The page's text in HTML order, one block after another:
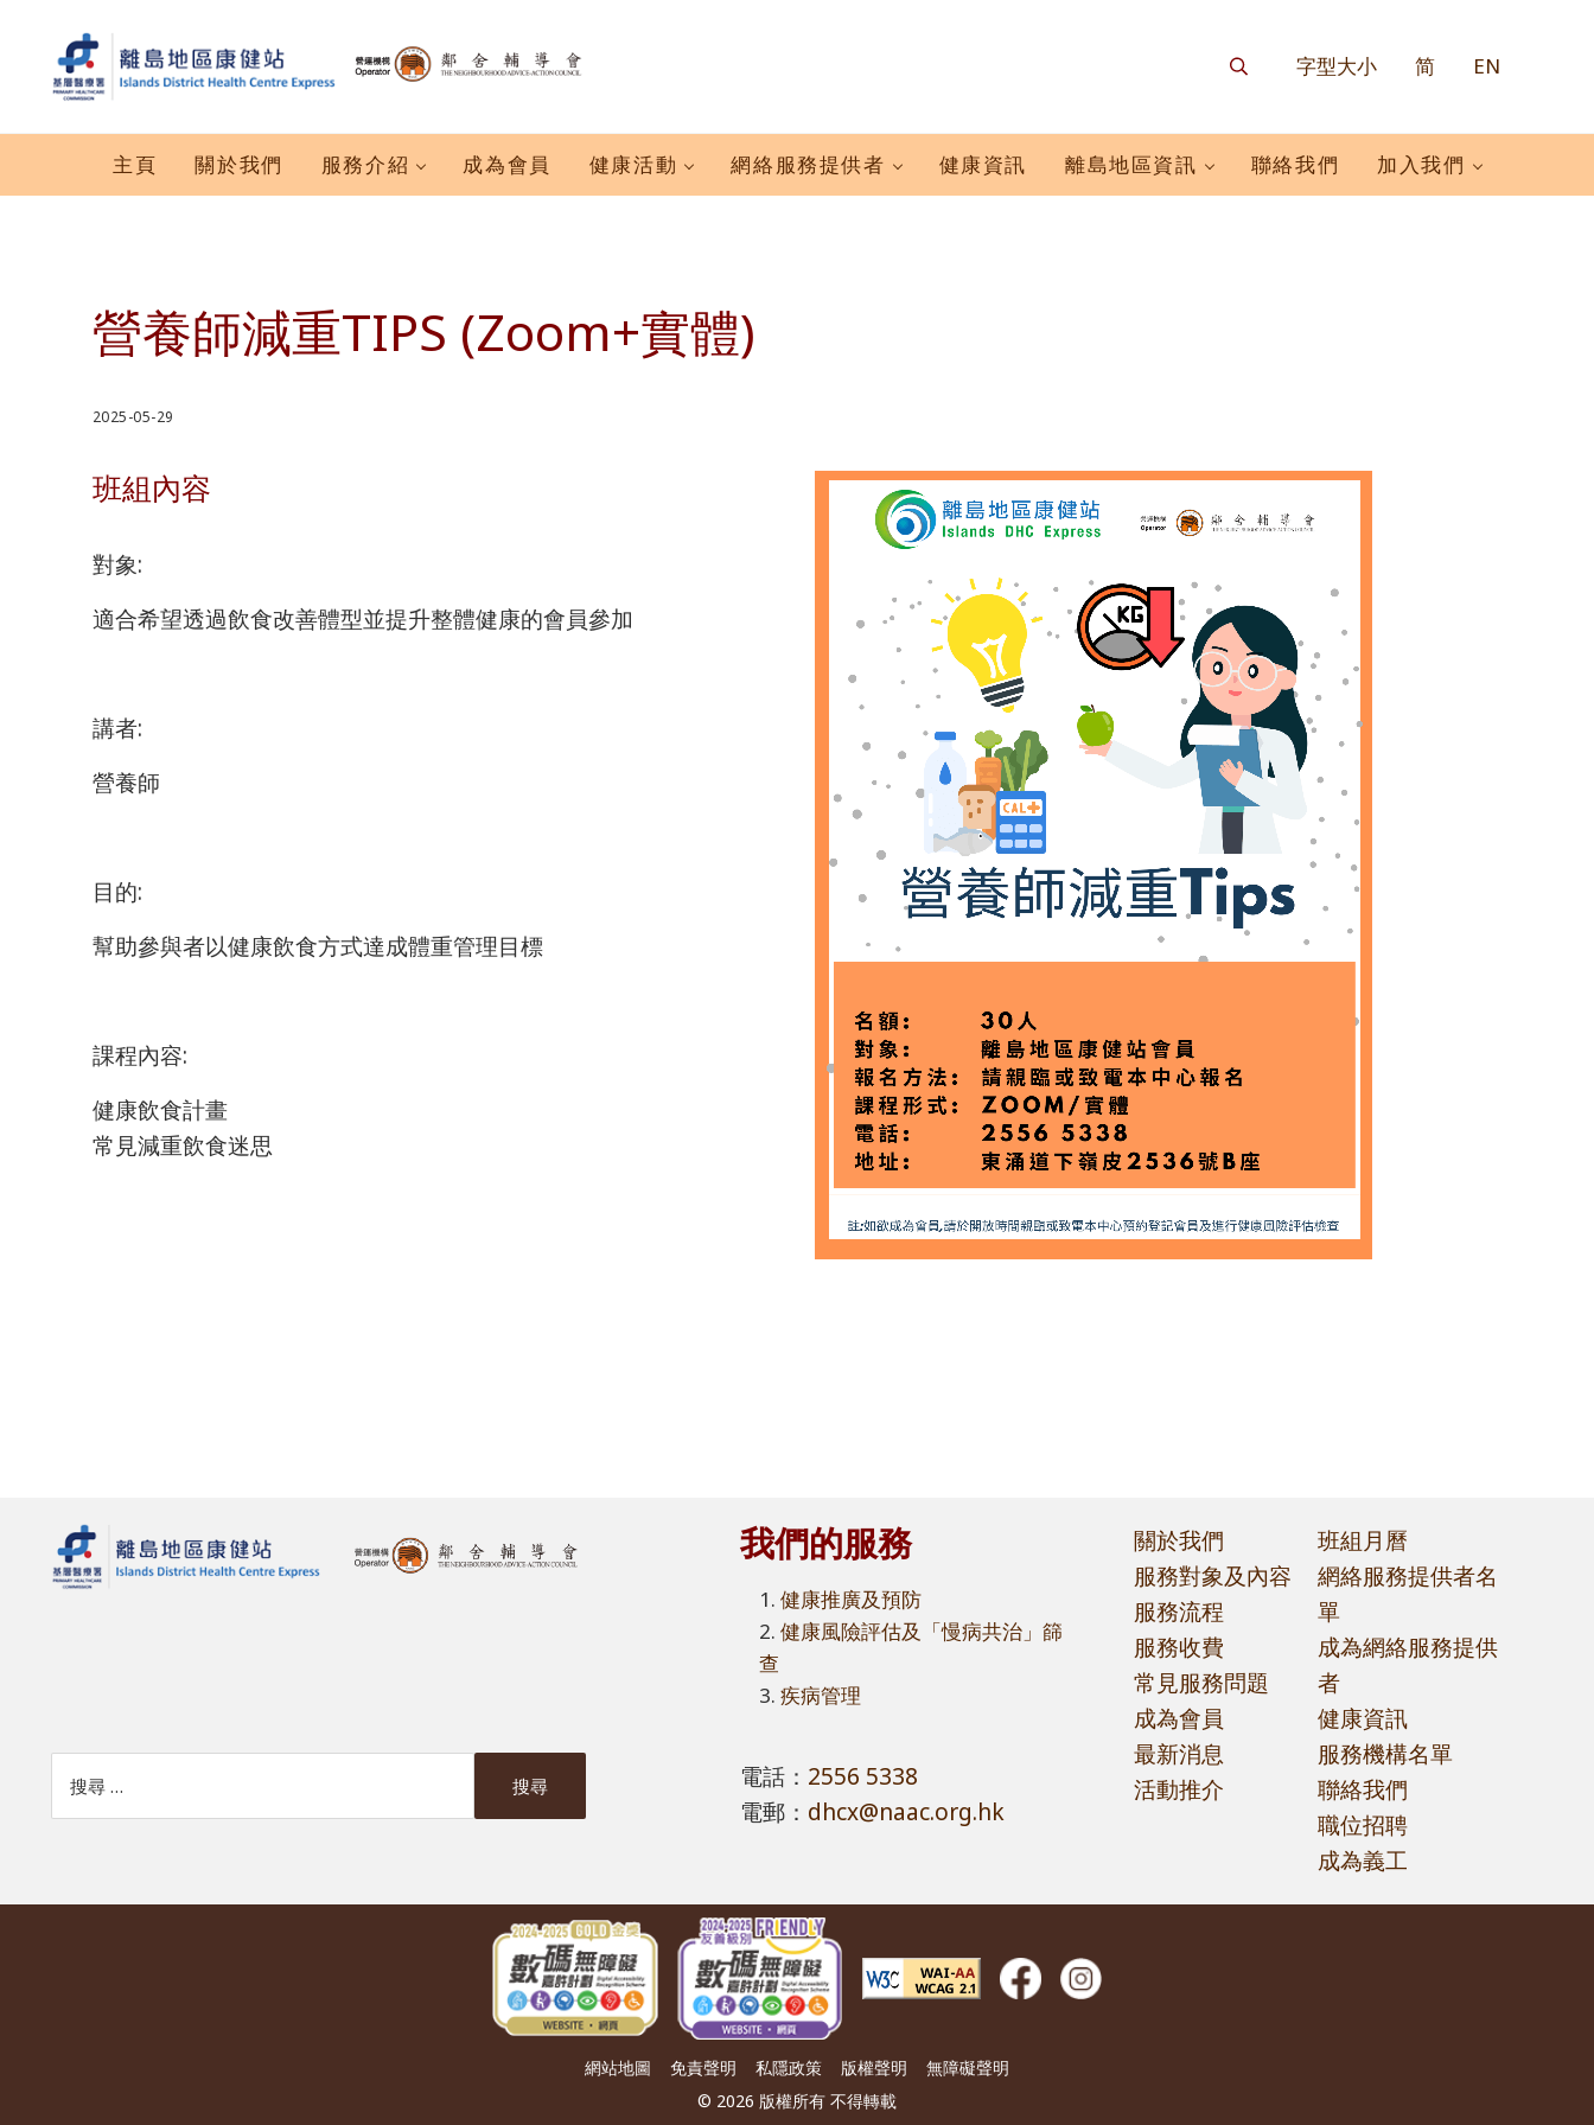
搜尋 字型大小 简 EN
主頁 關於我們 服務介紹 成為會員 健康活動 網絡服務提供者 健康資訊 離島地區資訊 聯絡我們 加入我們
營養師減重TIPS (Zoom+實體)
2025-05-29
班組內容
對象:
適合希望透過飲食改善體型並提升整體健康的會員參加
講者:
營養師
目的:
幫助參與者以健康飲食方式達成體重管理目標
課程內容:
健康飲食計畫
常見減重飲食迷思
我們的服務
健康推廣及預防
健康風險評估及「慢病共治」篩
查
疾病管理
電話： 2556 5338
電郵： dhcx@naac.org.hk
關於我們
服務對象及內容
服務流程
服務收費
常見服務問題
成為會員
最新消息
活動推介
班組月曆
網絡服務提供者名
單
成為網絡服務提供
者
健康資訊
服務機構名單
聯絡我們
職位招聘
成為義工
網站地圖 免責聲明 私隱政策 版權聲明
無障礙聲明
© 2026 版權所有 不得轉載